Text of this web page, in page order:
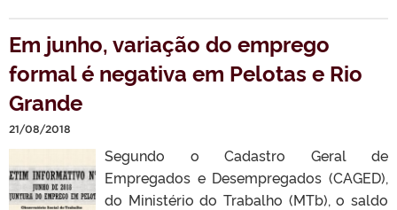
Em junho, variação do emprego
formal é negativa em Pelotas e Rio
Grande
21/08/2018
Segundo o Cadastro Geral de
Empregados e Desempregados (CAGED),
do Ministério do Trabalho (MTb), o saldo